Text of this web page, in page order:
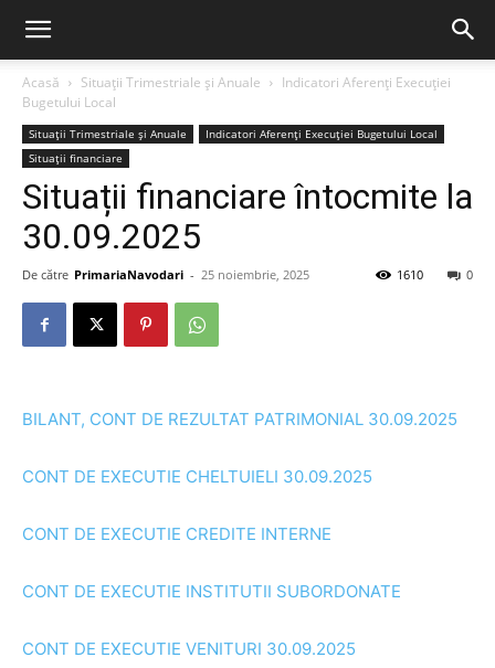
Acasă Situații Trimestriale și Anuale
Indicatori Aferenți Execuției
Bugetului Local
Situații Trimestriale și Anuale
Indicatori Aferenți Execuției Bugetului Local
Situații financiare
Situații financiare întocmite la
30.09.2025
De către PrimariaNavodari - 25 noiembrie, 2025 0
1610
BILANT, CONT DE REZULTAT PATRIMONIAL 30.09.2025
CONT DE EXECUTIE CHELTUIELI 30.09.2025
CONT DE EXECUTIE CREDITE INTERNE
CONT DE EXECUTIE INSTITUTII SUBORDONATE
CONT DE EXECUTIE VENITURI 30.09.2025